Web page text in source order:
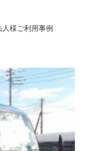
様ご利用事例